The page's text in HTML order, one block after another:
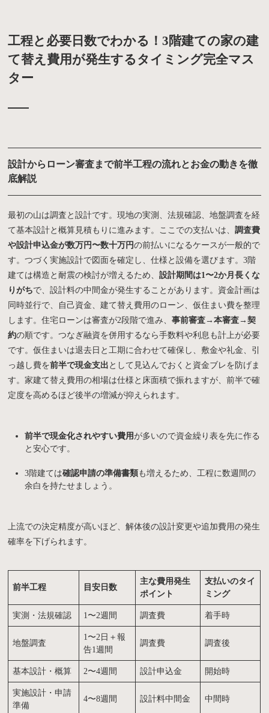
工程と必要日数でわかる！3階建ての家の建
て替え費用が発生するタイミング完全マス
ター
設計からローン審査まで前半工程の流れとお金の動きを徹
底解説
最初の山は調査と設計です。現地の実測、法規確認、地盤調査を経
て基本設計と概算見積もりに進みます。ここでの支払いは、調査費
や設計申込金が数万円〜数十万円の前払いになるケースが一般的で
す。つづく実施設計で図面を確定し、仕様と設備を選びます。3階
建ては構造と耐震の検討が増えるため、設計期間は1〜2か月長くな
りがちで、設計料の中間金が発生することがあります。資金計画は
同時並行で、自己資金、建て替え費用のローン、仮住まい費を整理
します。住宅ローンは審査が2段階で進み、事前審査→本審査→契
約の順です。つなぎ融資を併用するなら手数料や利息も計上が必要
です。仮住まいは退去日と工期に合わせて確保し、敷金や礼金、引
っ越し費を前半で現金支出 として見込んでおくと資金ブレを防げま
す。家建て替え費用の相場は仕様と床面積で振れますが、前半で確
定度を高めるほど後半の増減が抑えられます。
前半で現金化されやすい費用が多いので資金繰り表を先に作る
と安心です。
3階建ては確認申請の準備書類も増えるため、工程に数週間の
余白を持たせましょう。
上流での決定精度が高いほど、解体後の設計変更や追加費用の発生
確率を下げられます。
前半工程 目安日数
主な費用発生
ポイント
支払いのタイ
ミング
実測・法規確認 1〜2週間 調査費 着手時
地盤調査
1〜2日＋報
告1週間
調査費 調査後
基本設計・概算 2〜4週間 設計申込金 開始時
実施設計・申請
準備
4〜8週間 設計料中間金 中間時